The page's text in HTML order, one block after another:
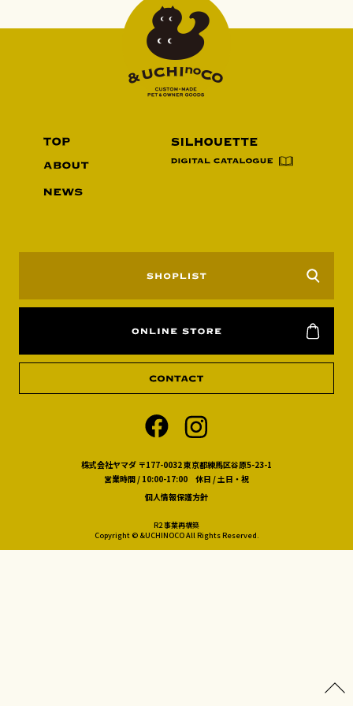
株式会社ヤマダ 〒177-0032 東京都練馬区谷原5-23-1
営業時間 / 10:00-17:00 休日 / 土日・祝
個人情報保護方針
R2 事業再構築
Copyright © &UCHINOCO All Rights Reserved.